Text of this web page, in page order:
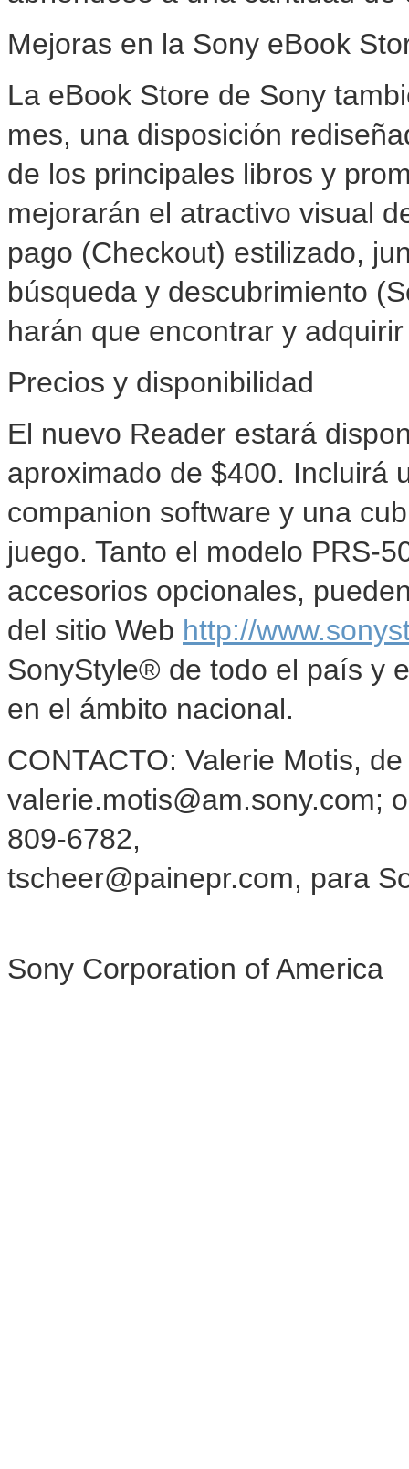
Mejoras en la Sony eBook
La eBook Store de Sony
mes, una disposición
de los principales libros y
mejorarán el atractivo visual
pago (Checkout) estilizado,
búsqueda y descubrimiento
harán que encontrar y
Precios y disponibilidad
El nuevo Reader estará
aproximado de $400. Incluirá
companion software y una
juego. Tanto el modelo PRS-
accesorios opcionales,
del sitio Web http://
SonyStyle® de todo el país y
en el ámbito nacional.
CONTACTO: Valerie Motis,
valerie.motis@am.sony.com;
809-6782,
tscheer@painepr.com, para
Sony Corporation of America